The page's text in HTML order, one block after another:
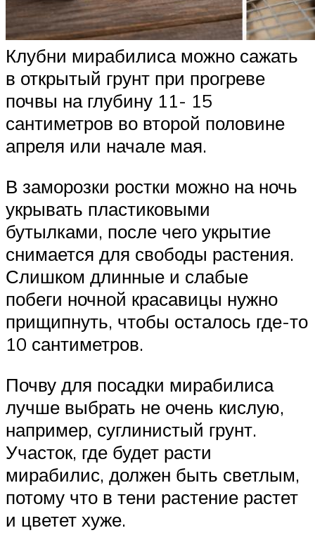
Клубни мирабилиса можно сажать
в открытый грунт при прогреве
почвы на глубину 11- 15
сантиметров во второй половине
апреля или начале мая.
В заморозки ростки можно на ночь
укрывать пластиковыми
бутылками, после чего укрытие
снимается для свободы растения.
Слишком длинные и слабые
побеги ночной красавицы нужно
прищипнуть, чтобы осталось где-то
10 сантиметров.
Почву для посадки мирабилиса
лучше выбрать не очень кислую,
например, суглинистый грунт.
Участок, где будет расти
мирабилис, должен быть светлым,
потому что в тени растение растет
и цветет хуже.